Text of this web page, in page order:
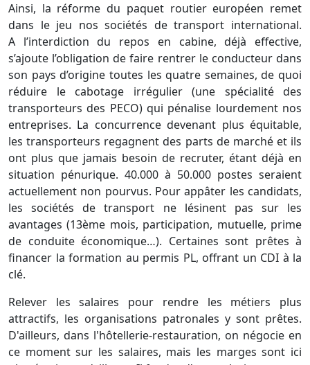
Ainsi, la réforme du paquet routier européen remet
dans le jeu nos sociétés de transport international.
A l’interdiction du repos en cabine, déjà effective,
s’ajoute l’obligation de faire rentrer le conducteur dans
son pays d’origine toutes les quatre semaines, de quoi
réduire le cabotage irrégulier (une spécialité des
transporteurs des PECO) qui pénalise lourdement nos
entreprises. La concurrence devenant plus équitable,
les transporteurs regagnent des parts de marché et ils
ont plus que jamais besoin de recruter, étant déjà en
situation pénurique. 40.000 à 50.000 postes seraient
actuellement non pourvus. Pour appâter les candidats,
les sociétés de transport ne lésinent pas sur les
avantages (13ème mois, participation, mutuelle, prime
de conduite économique…). Certaines sont prêtes à
financer la formation au permis PL, offrant un CDI à la
clé.
Relever les salaires pour rendre les métiers plus
attractifs, les organisations patronales y sont prêtes.
D'ailleurs, dans l'hôtellerie-restauration, on négocie en
ce moment sur les salaires, mais les marges sont ici